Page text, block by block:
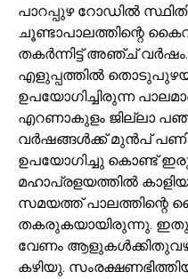
പാറപ്പുഴ റോഡില്‍
ചൂണ്ടാപാലത്തിന്റെ
തകര്‍ന്നിട്ട് അഞ്ച്
എളുപ്പത്തില്‍
ഉപയോഗിച്ചിരുന്ന
എറണാകുളം ജില്ലാ
വര്‍ഷങ്ങള്‍ക്ക് മുന്‍പ്
ഉപയോഗിച്ചു കൊണ്ട്
മഹാപ്രളയത്തില്‍
സമയത്ത് പാലത്തിന്റെ
തകരുകയായിരുന്നു. ഇതു
വേണം
കഴിയു.